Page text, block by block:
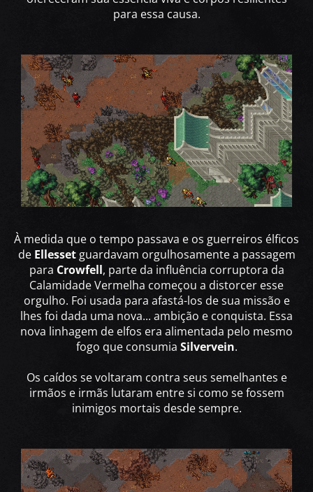
para essa causa.
À medida que o tempo passava e os guerreiros élficos
de Ellessetguardavam orgulhosamente a passagem
para Crowfell, parte da influência corruptora da
Calamidade Vermelha começou a distorcer esse
orgulho. Foi usada para afastá-los de sua missão e
lhes foi dada uma nova... ambição e conquista. Essa
nova linhagem de elfos era alimentada pelo mesmo
fogo que consumia Silvervein.
Os caídos se voltaram contra seus semelhantes e
irmãos e irmãs lutaram entre si como se fossem
inimigos mortais desde sempre.